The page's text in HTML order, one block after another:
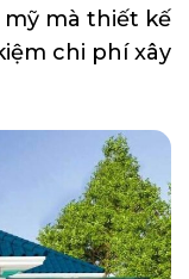
mà thiết kế
chi phí xây